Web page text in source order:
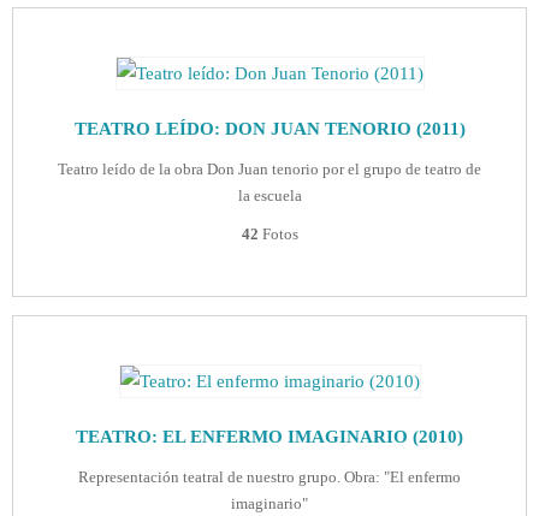
TEATRO LEÍDO: DON JUAN TENORIO (2011)
Teatro leído de la obra Don Juan tenorio por el grupo de teatro de
la escuela
42 Fotos
TEATRO: EL ENFERMO IMAGINARIO (2010)
Representación teatral de nuestro grupo. Obra: "El enfermo
imaginario"